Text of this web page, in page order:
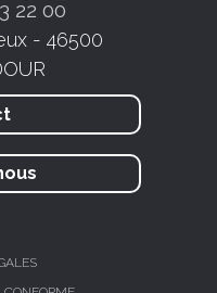
22 00
- 46500